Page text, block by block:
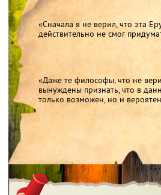
«Сначала я не верил, что эта
действительно не смог
«Даже те философы, что не
вынуждены признать, что в
только возможен, но и